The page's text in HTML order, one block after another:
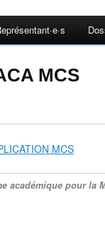
MCS
MCS
académique pour la